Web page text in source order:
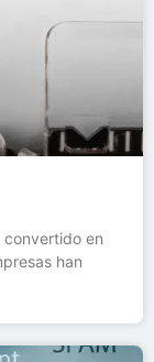
convertido en
han